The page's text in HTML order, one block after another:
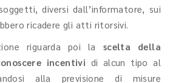
diversi dall’informatore, sui
ricadere gli atti ritorsivi.
riguarda poi la scelta della
incentivi di alcun tipo al
alla previsione di misure